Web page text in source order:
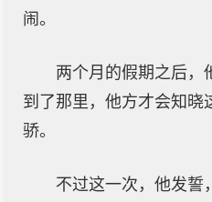
闹。
两个月的假期之后，
到了那里，他方才会知晓
骄。
不过这一次，他发誓